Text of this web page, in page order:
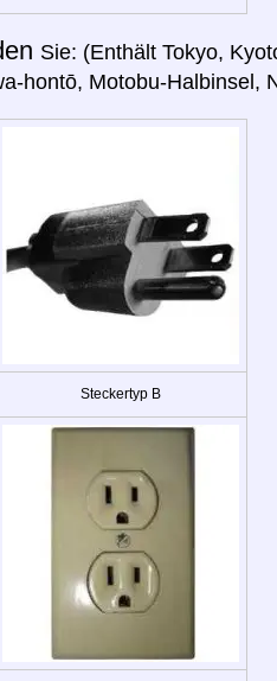
Sie: (Enthält Tokyo,
hontō, Motobu-Halbinsel,
Steckertyp B